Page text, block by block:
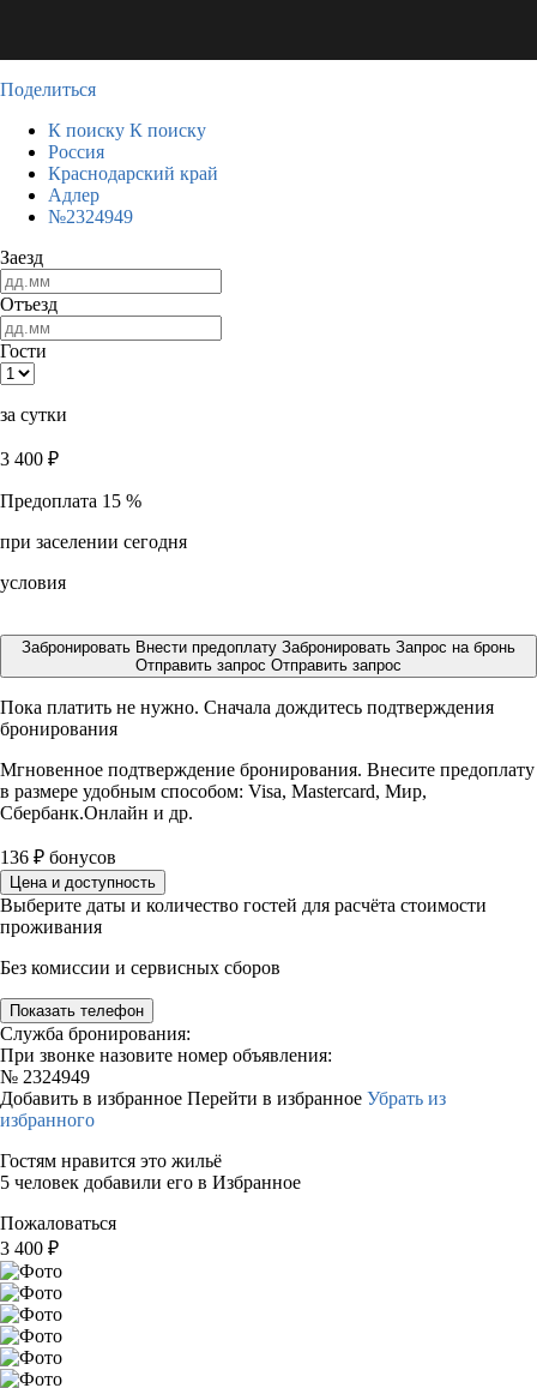
Поделиться
К поиску К поиску
Россия
Краснодарский край
Адлер
№2324949
Заезд
Отъезд
Гости
за сутки
3 400 ₽
Предоплата 15 %
при заселении сегодня
условия
Забронировать Внести предоплату Забронировать Запрос на бронь
Отправить запрос Отправить запрос
Пока платить не нужно. Сначала дождитесь подтверждения
бронирования
Мгновенное подтверждение бронирования. Внесите предоплату
в размере удобным способом: Visa, Mastercard, Мир,
Сбербанк.Онлайн и др.
136 ₽ бонусов
Цена и доступность
Выберите даты и количество гостей для расчёта стоимости
проживания
Без комиссии и сервисных сборов
Показать телефон
Служба бронирования:
При звонке назовите номер объявления:
№ 2324949
Добавить в избранное Перейти в избранное Убрать из
избранного
Гостям нравится это жильё
5 человек добавили его в Избранное
Пожаловаться
3 400 ₽